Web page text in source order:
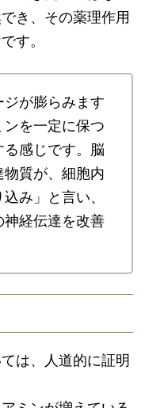
き、その薬理作用
す。
ジが膨らみます
を一定に保つ
感じです。脳
質が、細胞内
み」と言い、
神経伝達を改善
は、人道的に証明